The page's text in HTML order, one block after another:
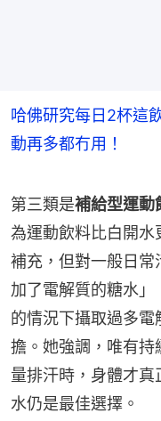
哈佛研究每日2杯這
動再多都冇用！
第三類是補給型運動
為運動飲料比白開水
補充，但對一般日
加了電解質的糖水
的情況下攝取過多電
擔。她強調，唯有持
量排汗時，身體才
水仍是最佳選擇。